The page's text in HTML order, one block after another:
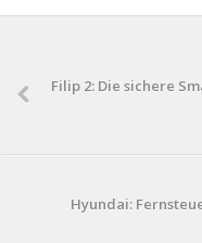
Filip 2: Die sichere
Hyundai: